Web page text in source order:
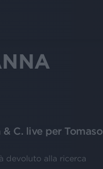
C. live per Tomaso
devoluto alla ricerca